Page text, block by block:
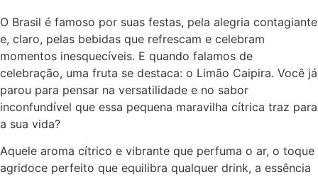
O Brasil é famoso por suas festas, pela alegria contagiante
e, claro, pelas bebidas que refrescam e celebram
momentos inesquecíveis. E quando falamos de
celebração, uma fruta se destaca: o Limão Caipira. Você já
parou para pensar na versatilidade e no sabor
inconfundível que essa pequena maravilha cítrica traz para
a sua vida?
Aquele aroma cítrico e vibrante que perfuma o ar, o toque
agridoce perfeito que equilibra qualquer drink, a essência